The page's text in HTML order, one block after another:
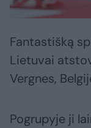
Fantastišką
Lietuvai
Vergnes,
Pogrupyje ji